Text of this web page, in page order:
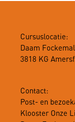
Cursuslocatie:
Daam
3818 KG
Contact:
Post- en
Klooster Onze